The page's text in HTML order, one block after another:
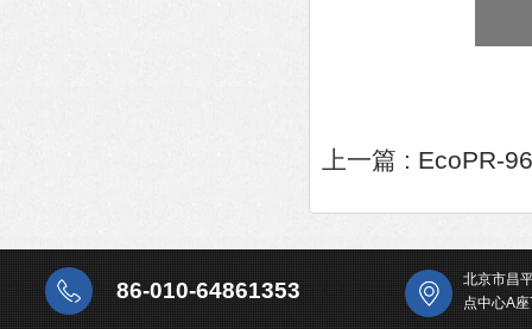
上一篇 : EcoPR-
86-010-64861353
北京市昌
点中心A